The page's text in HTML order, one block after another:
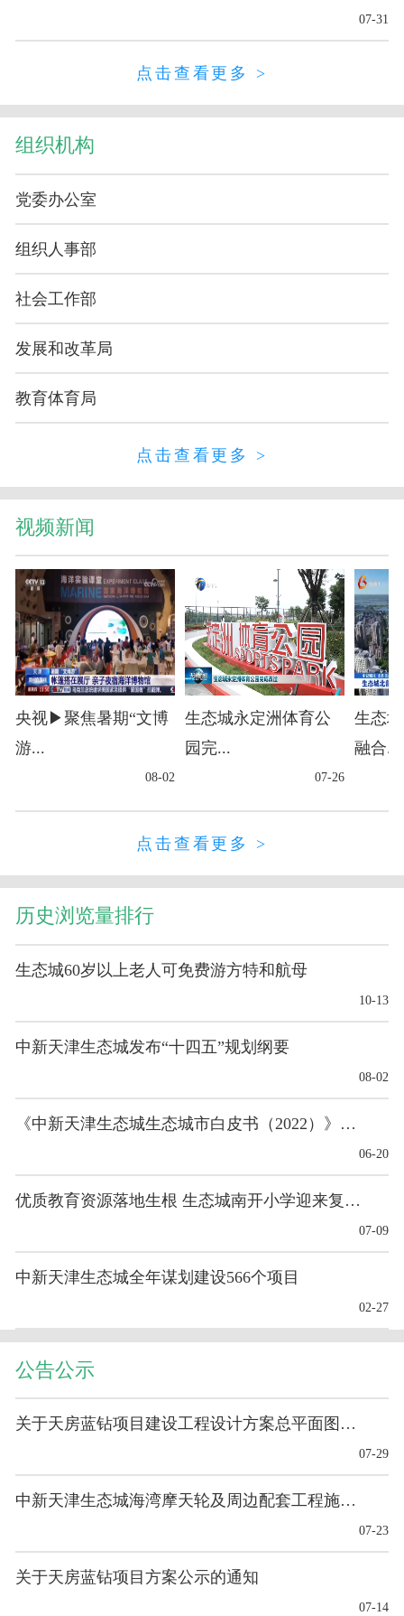
07-31
点击查看更多 >
组织机构
党委办公室
组织人事部
社会工作部
发展和改革局
教育体育局
点击查看更多 >
视频新闻
央视▶聚焦暑期“文博
游...
08-02
生态城永定洲体育公
园完...
07-26
生态
融合...
点击查看更多 >
历史浏览量排行
生态城60岁以上老人可免费游方特和航母
10-13
中新天津生态城发布“十四五”规划纲要
08-02
《中新天津生态城生态城市白皮书（2022）》发布
06-20
优质教育资源落地生根 生态城南开小学迎来复校后首...
07-09
中新天津生态城全年谋划建设566个项目
02-27
公告公示
关于天房蓝钻项目建设工程设计方案总平面图的公布
07-29
中新天津生态城海湾摩天轮及周边配套工程施工-基础工程
07-23
关于天房蓝钻项目方案公示的通知
07-14